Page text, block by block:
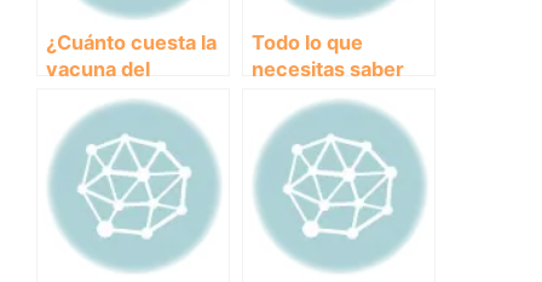
¿Cuánto cuesta la
vacuna del
parvovirus para
proteger a tu
perro?
Todo lo que
necesitas saber
sobre esguinces
en perros: causas,
síntomas y
tratamiento